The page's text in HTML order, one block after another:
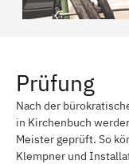
Prüfung
Nach der
in Kirchenbuch
Meister geprüft. So
Klempner und